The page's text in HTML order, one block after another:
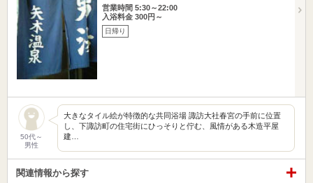
営業時間 5:30～22:00
入浴料金 300円～
日帰り
50代～
男性
大きなタイル絵が特徴的な共同浴場 諏訪大社春宮の手前に位置
し、下諏訪町の住宅街にひっそりと佇む、風情がある木造平屋
建…
関連情報から探す